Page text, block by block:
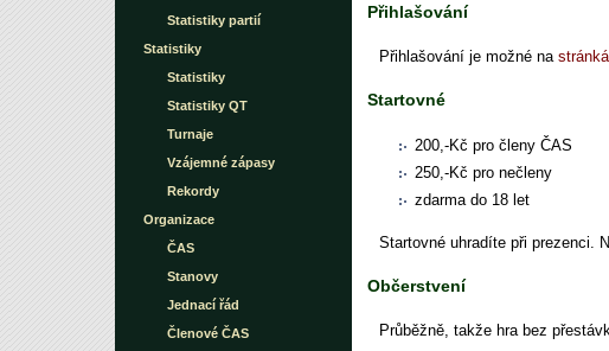
Statistiky partií
Statistiky
Statistiky
Statistiky QT
Turnaje
Vzájemné zápasy
Rekordy
Organizace
ČAS
Stanovy
Jednací řád
Členové ČAS
Přihlašování
Přihlašování je možné na
Startovné
200,-Kč pro členy ČAS
250,-Kč pro nečleny
zdarma do 18 let
Startovné uhradíte při prezenci.
Občerstvení
Průběžně, takže hra bez